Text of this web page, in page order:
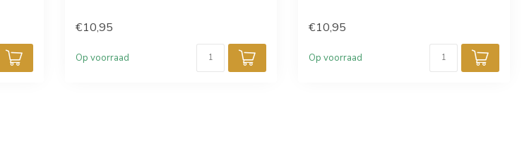
€10,95
Op voorraad
€10,95
Op voorraad